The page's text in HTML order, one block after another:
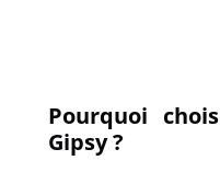
Pourquoi
Gipsy ?